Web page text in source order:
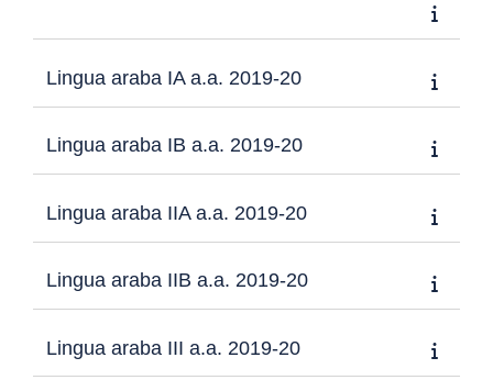
Lingua araba IA a.a. 2019-20
Lingua araba IB a.a. 2019-20
Lingua araba IIA a.a. 2019-20
Lingua araba IIB a.a. 2019-20
Lingua araba III a.a. 2019-20